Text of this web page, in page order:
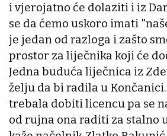
i vjerojatno će dolaziti i iz
se da ćemo uskoro imati
je jedan od razloga i zašto
prostor za liječnika koji će
Jedna buduća liječnica iz
želju da bi radila u
trebala dobiti licencu pa se
od rujna ona raditi za stalno